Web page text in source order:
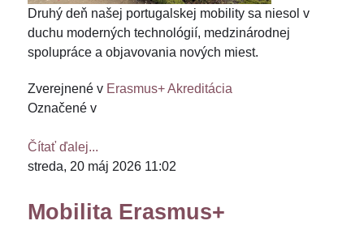
Druhý deň našej portugalskej mobility sa niesol v
duchu moderných technológií, medzinárodnej
spolupráce a objavovania nových miest.
Zverejnené v Erasmus+ Akreditácia
Označené v
Čítať ďalej...
streda, 20 máj 2026 11:02
Mobilita Erasmus+